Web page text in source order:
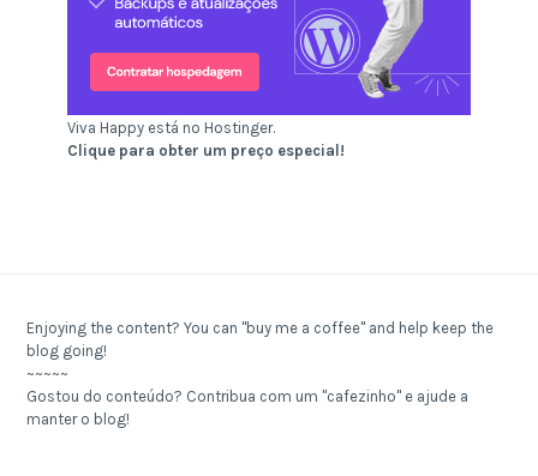
Viva Happy está no Hostinger.
Clique para obter um preço especial!
Enjoying the content? You can "buy me a coffee" and help keep the
blog going!
~~~~~
Gostou do conteúdo? Contribua com um "cafezinho" e ajude a
manter o blog!